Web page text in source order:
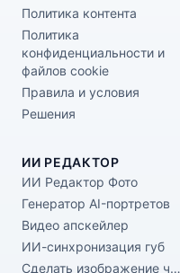
Политика контента
Политика
конфиденциальности и
файлов cookie
Правила и условия
Решения
ИИ РЕДАКТОР
ИИ Редактор Фото
Генератор AI-портретов
Видео апскейлер
ИИ-синхронизация губ
Сделать изображение четким